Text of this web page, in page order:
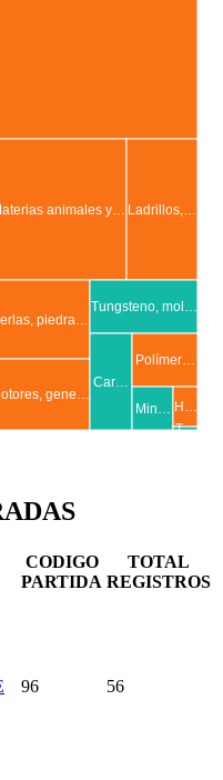
animales y… Ladrillos,…
piedra…
gene…
Tungsteno, mol…
Car…
Polímer…
Min…
H…
T…
CODIGO
PARTIDA
TOTAL
REGISTROS
96 56